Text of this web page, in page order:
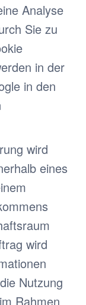
Analyse
Sie zu
in der
in den
wird
eines
wird
Nutzung
Rahmen